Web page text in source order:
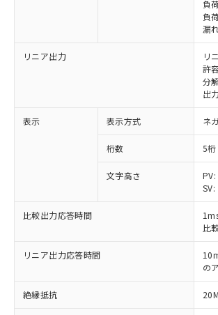
負
負
漏
リニア出力
リ
許
分
出
表示 表示方式 ネ
桁数 5
文字高さ
比較出力応答時間
比
リニア出力応答時間
の
絶縁抵抗
本サービスは、当社制御機器
商品の当社在庫状況および標
(税抜)を提供させていただく
当社制御機器事業取扱商品の
本サービスの対象外となる商
ことをご了承ください。
記載している更新日時点での
タに基づき作成されるもので
覧された時点での実際の在庫
準価格とは異なる場合がある
了承ください。
正式な納期状況および標準価
様のお取引先、またはお客様
ムロン制御機器販売店・当社
」
調査・確認中：EU RoHS指令（10
非含有の対応状況を調査中または
商品です。
非該当品：ライセンス料など無形
害物質有無と関係のない商品です。
仕入先様の事情により、非含有部
いたものが、含有品と判明した場
むを得ず変更することがあります。
鉛(Pb) 1000ppm以下、 水銀(Hg) 1000ppm
ミウム(Cd) 100ppm以下、
六価クロム(Cr(Ⅵ)) 1000ppm以下、ポリ臭
類(PBB) 1000ppm以下、ポリ臭化ジフェニ
(PBDE) 1000ppm以下、フタル酸ビス(2-エ
ル) (DEHP)(別名：DOP) 1000ppm以下、フ
ルベンジル（BBP） 1000ppm以下、フタル
(DIBP) 1000ppm以下
但し、RoHS指令で産業用監視および制御機
図的な使用がないことを確認しています。
「○」：最大均質材料含有率が中
基準値以下であることを示します。
「×」：最大均質材料含有率が中
基準値を超えていることを示しま
「－」：未確認です。当社販売部
い合わせください。
*中国RoHS10物質の基準値 (GB/T26572)：
Pb(鉛) :1000ppm、 Hg(水銀) : 1000ppm、
ニル類) : 1000ppm、 PBDEs(ポリ臭化ジフェ
ル) : 1000ppm、
DEHP(フタル酸ビス(2-エチルヘキシル)) :
当社は、これら貴社製品のう
為替および外国貿易法に定め
（以下｢規制貨物等」という
または国外への提供する場合
国政府の輸出許可(または役
可)を取得するなどの必要な
とります。
当社は規制貨物を破棄する場
全に破砕するなど、違法に輸
いよう必要な手段を講じます
当社は貴社製品を、核兵器、
ル、化学兵器、生物兵器また
武器並びにこれらの製造装置
説明
○
△ 一定数には満たないが在
在庫なし(最新の在庫状
いては、お客様のお取引